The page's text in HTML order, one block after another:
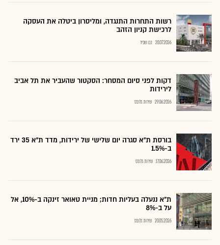
רשות התחרות התנגדה, ומליסרון ביטלה את העסקה
לרכישת קניון הזהב
20.07.2026 נבו שפיר
דקות לפני סיום המסחר: הסקטור שהעביר את תל אביב
לירידות
29.06.2026 שירות גלובס
בורסת ת"א סגרה יום שלישי של ירידות, מדד ת"א 35 ירד
ב-1.5%
17.06.2026 שירות גלובס
ת"א ננעלה בעליות חדות; מניית טאואר זינקה ב-10%, אל
על ב-8%
20.05.2026 שירות גלובס